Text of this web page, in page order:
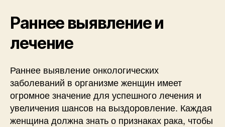
Раннее выявление и
лечение
Раннее выявление онкологических
заболеваний в организме женщин имеет
огромное значение для успешного лечения и
увеличения шансов на выздоровление. Каждая
женщина должна знать о признаках рака, чтобы